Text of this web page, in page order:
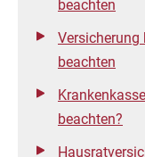
beachten
Versicherung
beachten
beachten?